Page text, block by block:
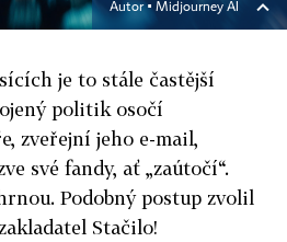
Autor ▪ Midjourney AI
je to stále častější
politik osočí
zveřejní jeho e-mail,
své fandy, ať „zaútočí“.
Podobný postup zvolil
Stačilo!